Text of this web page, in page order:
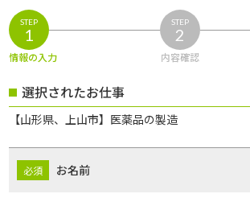
STEP
1
情報の入力
STEP
2
内容確認
選択されたお仕事
【山形県、上山市】医薬品の製造
お名前